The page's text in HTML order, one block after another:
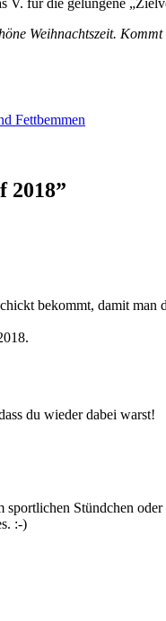
V. für die gelungene
Weihnachtszeit.
Fettbemmen
2018”
bekommt, damit
du wieder dabei warst!
sportlichen Stündchen
:-)